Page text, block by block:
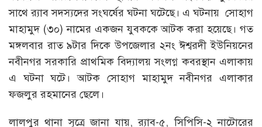
সাথে র‌্যাব সদস্যদের সংঘর্ষের ঘটনা ঘটেছে। এ ঘটনায় সোহাগ
মাহামুদ (৩০) নামের একজন যুবককে আটক করা হয়েছে। গত
মঙ্গলবার রাত ৯টার দিকে উপজেলার ২নং ঈশ্বরদী ইউনিয়নের
নবীনগর সরকারি প্রাথমিক বিদ্যালয় সংলগ্ন কবরস্থান এলাকায়
এ ঘটনা ঘটে। আটক সোহাগ মাহামুদ নবীনগর এলাকার
ফজলুর রহমানের ছেলে।
লালপুর থানা সূত্রে জানা যায়, র‌্যাব-৫, সিপিসি-২ নাটোরের